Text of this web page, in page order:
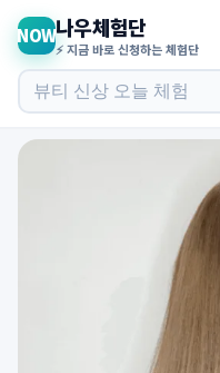
NOW나우체험단
⚡ 지금 바로 신청하는 체험단